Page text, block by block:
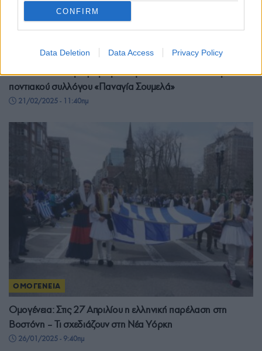
CONFIRM
Data Deletion Data Access Privacy Policy
ΕΚΔΗΛΩΣΕΙΣ
Βοστόνη: Αντίστροφη μέτρηση για τον 44ο ετήσιο χορό του
ποντιακού συλλόγου «Παναγία Σουμελά»
21/02/2025 - 11:40πμ
ΟΜΟΓΕΝΕΙΑ
Ομογένεια: Στις 27 Απριλίου η ελληνική παρέλαση στη
Βοστόνη – Τι σχεδιάζουν στη Νέα Υόρκη
26/01/2025 - 9:40πμ